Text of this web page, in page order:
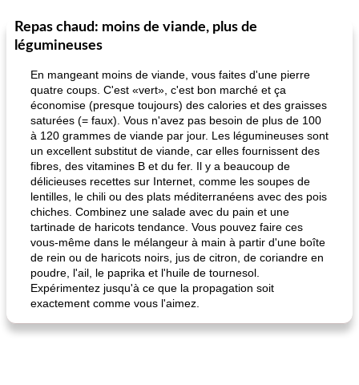
30min
Marques de confiance: recettes et
astuces
fiesta tostadas
Viande et volaille
le méga's jopp joes
Repas chaud: moins de viande, plus de
légumineuses
En mangeant moins de viande, vous faites d'une pierre
quatre coups. C'est «vert», c'est bon marché et ça
économise (presque toujours) des calories et des graisses
saturées (= faux). Vous n'avez pas besoin de plus de 100
à 120 grammes de viande par jour. Les légumineuses sont
un excellent substitut de viande, car elles fournissent des
fibres, des vitamines B et du fer. Il y a beaucoup de
délicieuses recettes sur Internet, comme les soupes de
lentilles, le chili ou des plats méditerranéens avec des pois
chiches. Combinez une salade avec du pain et une
tartinade de haricots tendance. Vous pouvez faire ces
vous-même dans le mélangeur à main à partir d'une boîte
de rein ou de haricots noirs, jus de citron, de coriandre en
poudre, l'ail, le paprika et l'huile de tournesol.
Expérimentez jusqu'à ce que la propagation soit
exactement comme vous l'aimez.